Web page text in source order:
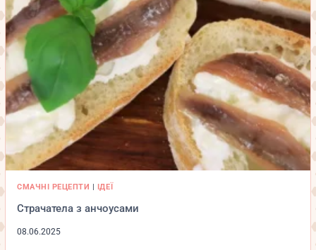
СМАЧНІ РЕЦЕПТИ | ІДЕЇ
Страчатела з анчоусами
08.06.2025